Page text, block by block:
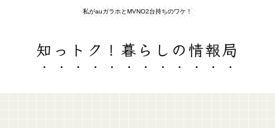
私がauガラホとMVNO2台持ちのワケ！
知っトク！暮らしの情報局